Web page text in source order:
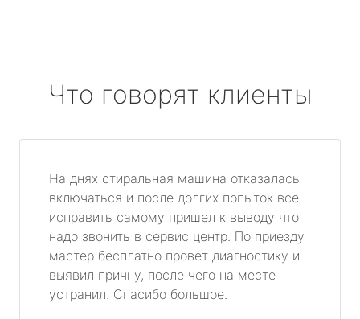
Что говорят клиенты
На днях стиральная машина отказалась
включаться и после долгих попыток все
исправить самому пришел к выводу что
надо звонить в сервис центр. По приезду
мастер бесплатно провет диагностику и
выявил причну, после чего на месте
устранил. Спасибо большое.